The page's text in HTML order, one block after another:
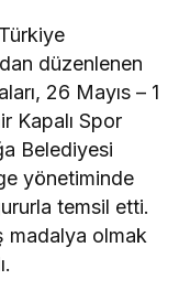
düzenlenen
26 Mayıs – 1
Kapalı Spor
Belediyesi
yönetiminde
temsil etti.
madalya olmak